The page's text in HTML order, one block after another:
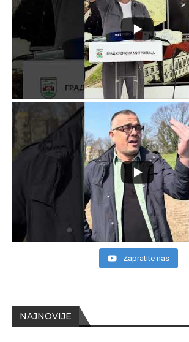
NAJNOVIJE
Zapratite nas